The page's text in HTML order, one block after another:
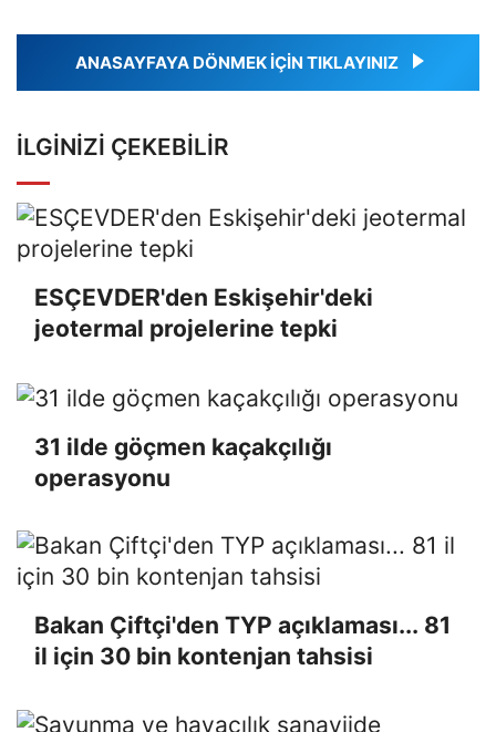
ANASAYFAYA DÖNMEK İÇİN TIKLAYINIZ
İLGINIZI ÇEKEBILIR
ESÇEVDER'den Eskişehir'deki
jeotermal projelerine tepki
31 ilde göçmen kaçakçılığı
operasyonu
Bakan Çiftçi'den TYP açıklaması... 81
il için 30 bin kontenjan tahsisi